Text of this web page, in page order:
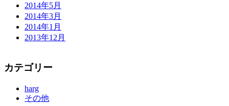
2014年5月
2014年3月
2014年1月
2013年12月
カテゴリー
harg
その他